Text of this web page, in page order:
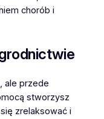
chorób i
ale przede
stworzysz
zrelaksować i